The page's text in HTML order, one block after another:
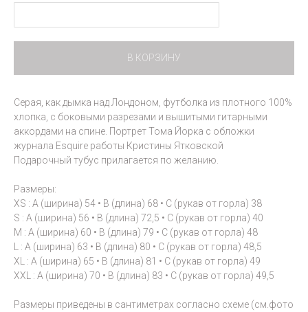
В КОРЗИНУ
Cерая, как дымка над Лондоном, футболка из плотного 100%
хлопка, с боковыми разрезами и вышитыми гитарными
аккордами на спине. Портрет Тома Йорка с обложки
журнала Esquire работы Кристины Ятковской
Подарочный тубус прилагается по желанию.
Размеры:
XS : A (ширина) 54 • B (длина) 68 • C (рукав от горла) 38
S : A (ширина) 56 • B (длина) 72,5 • C (рукав от горла) 40
M : A (ширина) 60 • B (длина) 79 • C (рукав от горла) 48
L : A (ширина) 63 • B (длина) 80 • C (рукав от горла) 48,5
XL : A (ширина) 65 • B (длина) 81 • C (рукав от горла) 49
XXL : A (ширина) 70 • B (длина) 83 • C (рукав от горла) 49,5
Размеры приведены в сантиметрах согласно схеме (см.фото